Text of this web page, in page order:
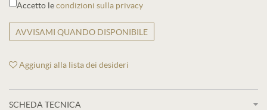
Accetto lecondizioni sulla privacy
AVVISAMI QUANDO DISPONIBILE
Aggiungi alla lista dei desideri
SCHEDA TECNICA